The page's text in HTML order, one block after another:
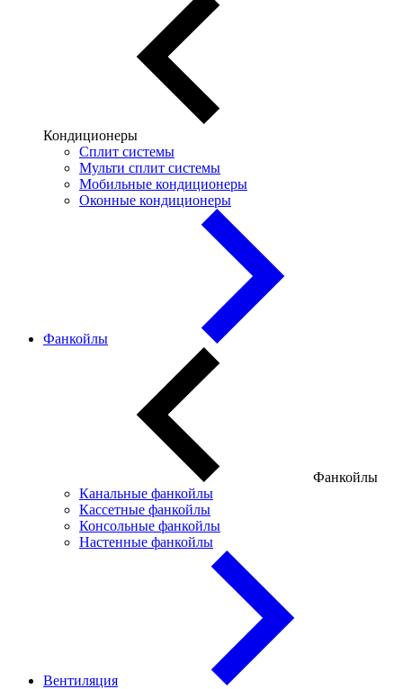
Кондиционеры
Сплит системы
Мульти сплит системы
Мобильные кондиционеры
Оконные кондиционеры
Фанкойлы
Фанкойлы
Канальные фанкойлы
Кассетные фанкойлы
Консольные фанкойлы
Настенные фанкойлы
Вентиляция